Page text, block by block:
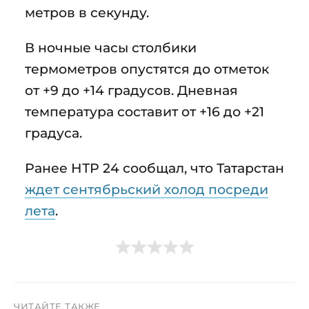
метров в секунду.
В ночные часы столбики
термометров опустятся до отметок
от +9 до +14 градусов. Дневная
температура составит от +16 до +21
градуса.
Ранее НТР 24 сообщал, что Татарстан
ждет сентябрьский холод посреди
лета.
ЧИТАЙТЕ ТАКЖЕ